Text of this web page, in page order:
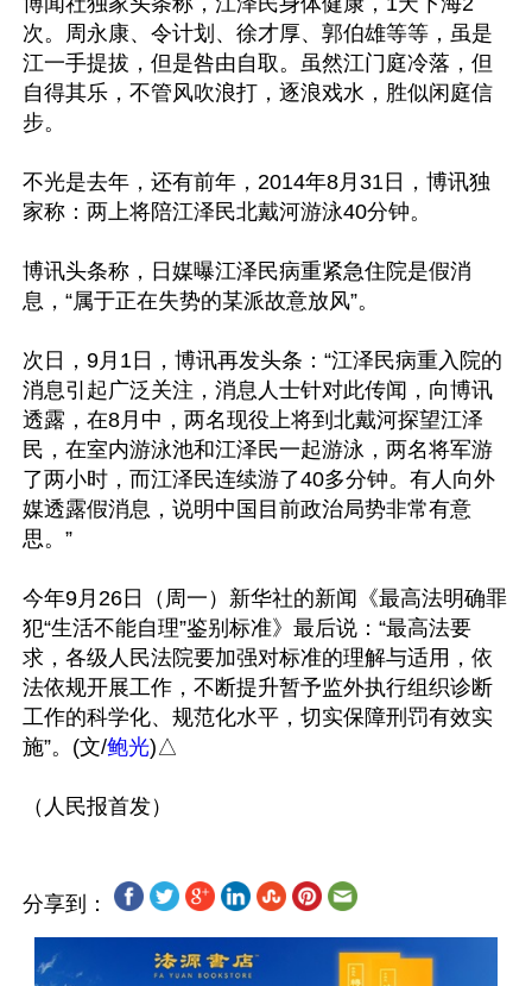
次。周永康、令计划、徐才厚、郭伯雄等等，虽是
江一手提拔，但是咎由自取。虽然江门庭冷落，但
自得其乐，不管风吹浪打，逐浪戏水，胜似闲庭信
步。
不光是去年，还有前年，2014年8月31日，博讯独
家称：两上将陪江泽民北戴河游泳40分钟。
博讯头条称，日媒曝江泽民病重紧急住院是假消
息，“属于正在失势的某派故意放风”。
次日，9月1日，博讯再发头条：“江泽民病重入院的
消息引起广泛关注，消息人士针对此传闻，向博讯
透露，在8月中，两名现役上将到北戴河探望江泽
民，在室内游泳池和江泽民一起游泳，两名将军游
了两小时，而江泽民连续游了40多分钟。有人向外
媒透露假消息，说明中国目前政治局势非常有意
思。”
今年9月26日（周一）新华社的新闻《最高法明确罪
犯“生活不能自理”鉴别标准》最后说：“最高法要
求，各级人民法院要加强对标准的理解与适用，依
法依规开展工作，不断提升暂予监外执行组织诊断
工作的科学化、规范化水平，切实保障刑罚有效实
施”。(文/鲍光)△
分享到：